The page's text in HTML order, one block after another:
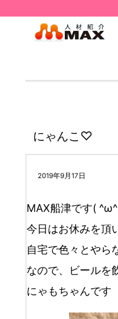
にゃんこ♡
2019年9月17日
MAX船津です(
今日はお休みを頂
自宅で色々とやら
なので、ビールを
にゃもちゃんです